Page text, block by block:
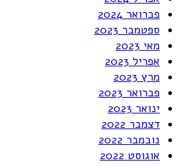
פברואר 2024
ספטמבר 2023
מאי 2023
אפריל 2023
מרץ 2023
פברואר 2023
ינואר 2023
דצמבר 2022
נובמבר 2022
אוגוסט 2022